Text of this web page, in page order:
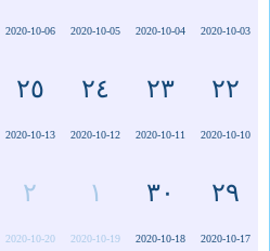
2020-10-03
2020-10-04
2020-10-05
2020-10-06
٢٢
2020-10-10
٢٣
2020-10-11
٢٤
2020-10-12
٢٥
2020-10-13
٢٩
2020-10-17
٣٠
2020-10-18
١
2020-10-19
٢
2020-10-20